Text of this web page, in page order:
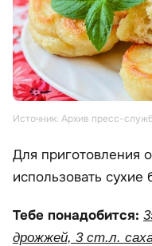
Источник: Архив пресс-
Для приготовления
использовать
Тебе понадобится:
дрожжей, 3 ст.л.